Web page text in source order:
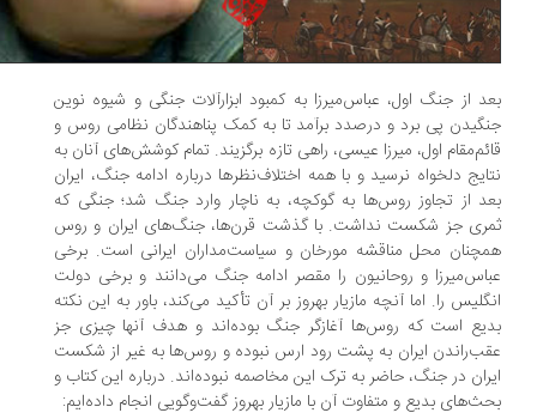
از جنگ اول، عباس‌میرزا به کمبود ابزارآلات جنگی‌ و شیوه نوین
پی برد و درصدد برآمد تا به‌ کمک پناهندگان نظامی روس و
اول، میرزا عیسی، راهی تازه برگزیند. تمام کوشش‌های آنان به
دلخواه نرسید و با همه اختلاف‌نظرها درباره ادامه جنگ، ایران
از تجاوز روس‌ها به گوکچه، به‌ ناچار وارد جنگ شد؛ جنگی که
جز شکست نداشت. با گذشت قرن‌ها، جنگ‌های ایران و روس
محل مناقشه مورخان و سیاست‌مداران ایرانی است. برخی
و روحانیون را مقصر ادامه جنگ می‌دانند و برخی دولت
را. اما آنچه مازیار بهروز بر آن تأکید می‌کند، باور به این نکته
است که روس‌ها آغازگر جنگ بوده‌اند و هدف آنها چیزی جز
ایران به پشت رود ارس نبوده‌ و روس‌ها به‌ غیر از شکست
در جنگ، حاضر به ترک این مخاصمه نبوده‌اند. درباره این کتاب و
بدیع و متفاوت آن با مازیار بهروز گفت‌وگویی انجام داده‌ایم: